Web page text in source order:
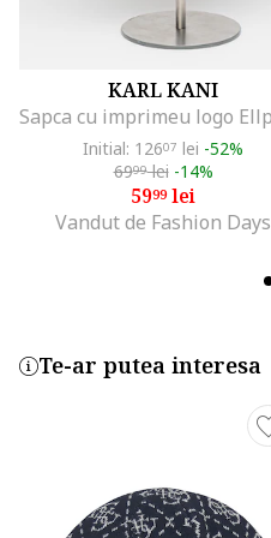
KARL KANI
Initial: 12607 lei -52%
6999lei -14%
5999lei
Vandut de Fashion Days
Te-ar putea interesa